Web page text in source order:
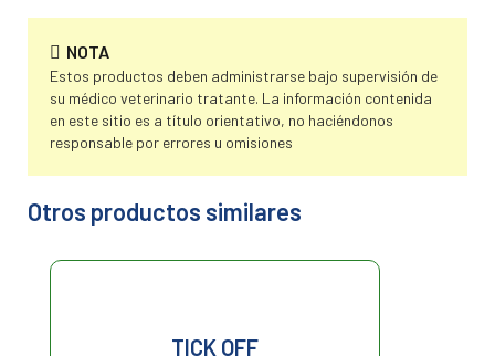
NOTA
Estos productos deben administrarse bajo supervisión de
su médico veterinario tratante. La información contenida
en este sitio es a título orientativo, no haciéndonos
responsable por errores u omisiones
Otros productos similares
TICK OFF